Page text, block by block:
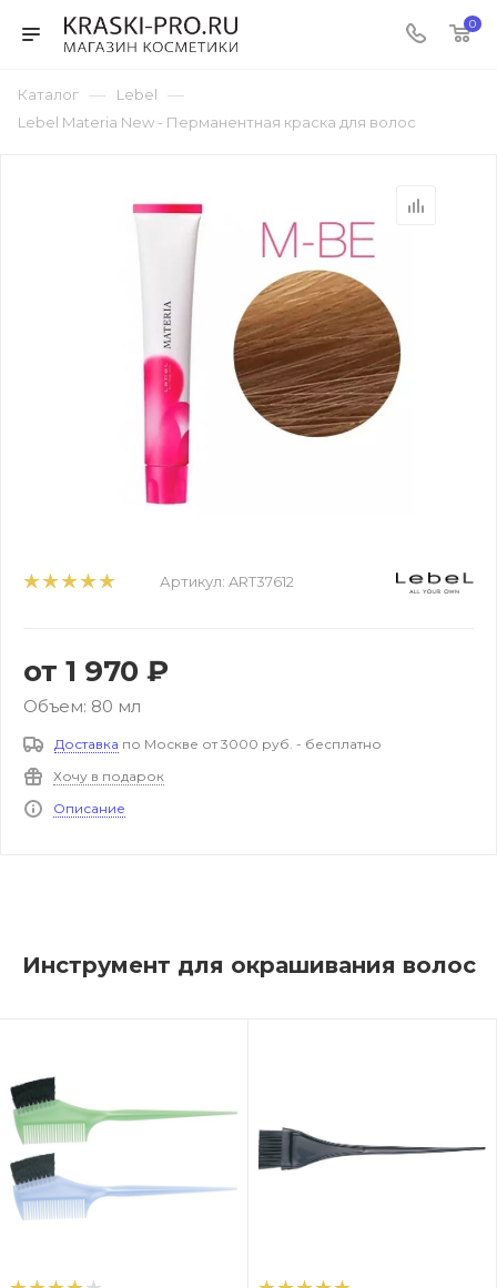
0
Каталог — Lebel —
Lebel Materia New - Перманентная краска для волос
Артикул: ART37612
от 1 970 ₽
Объем: 80 мл
Доставка по Москве от 3000 руб. - бесплатно
Хочу в подарок
Описание
Инструмент для окрашивания волос